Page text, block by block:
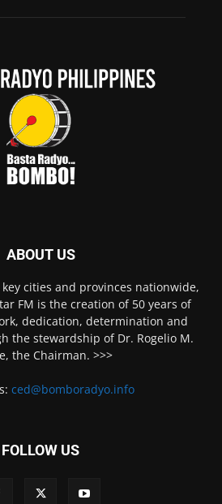
ABOUT US
cities and provinces nationwide,
FM is the creation of 50 years of
dedication, determination and
the stewardship of Dr. Rogelio M.
the Chairman. >>>
ced@bomboradyo.info
FOLLOW US